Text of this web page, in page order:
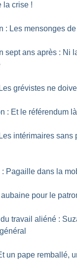
la crise !
: Les mensonges de
sept ans après : Ni
grévistes ne
: Et le référendum
intérimaires sans
: Pagaille dans la
pour le
travail aliéné :
un pape remballé,